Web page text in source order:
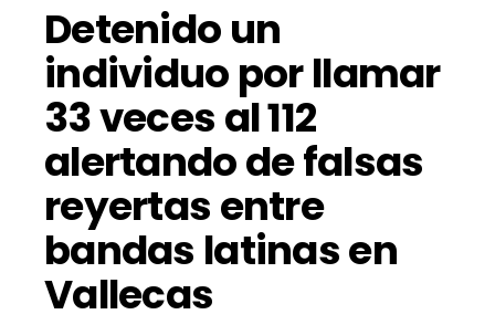
Detenido un
individuo por llamar
33 veces al 112
alertando de falsas
reyertas entre
bandas latinas en
Vallecas